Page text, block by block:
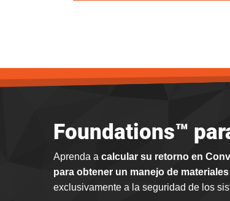
Foundations™
Aprenda a calcular su retorno en
para obtener un manejo de
exclusivamente a la seguridad de los